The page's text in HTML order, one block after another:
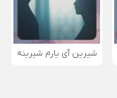
شیرین آی یارم شیرینه